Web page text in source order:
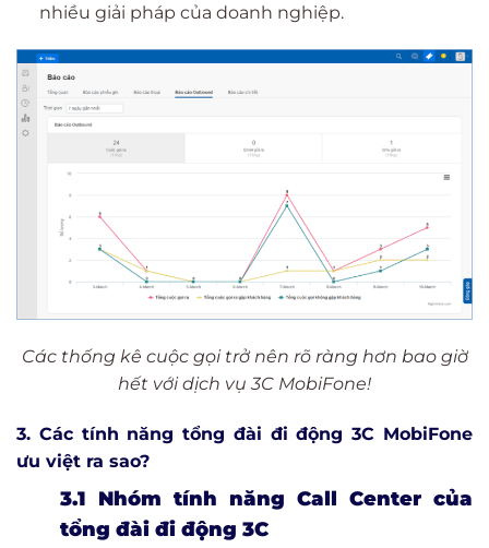
nhiều giải pháp của doanh nghiệp.
Các thống kê cuộc gọi trở nên rõ ràng hơn bao giờ
hết với dịch vụ 3C MobiFone!
3. Các tính năng tổng đài đi động 3C MobiFone
ưu việt ra sao?
3.1 Nhóm tính năng Call Center của
tổng đài đi động 3C